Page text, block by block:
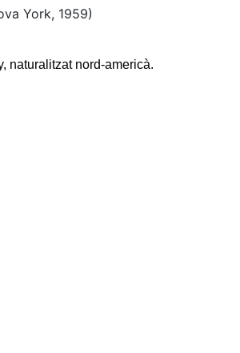
York, 1959)
naturalitzat nord-americà.